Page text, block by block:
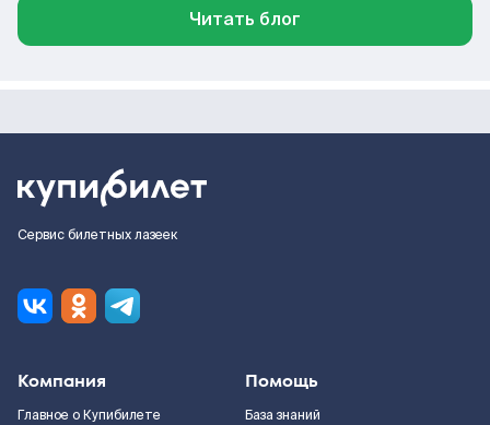
Читать блог
Сервис билетных лазеек
Компания
Главное о Купибилете
Помощь
База знаний